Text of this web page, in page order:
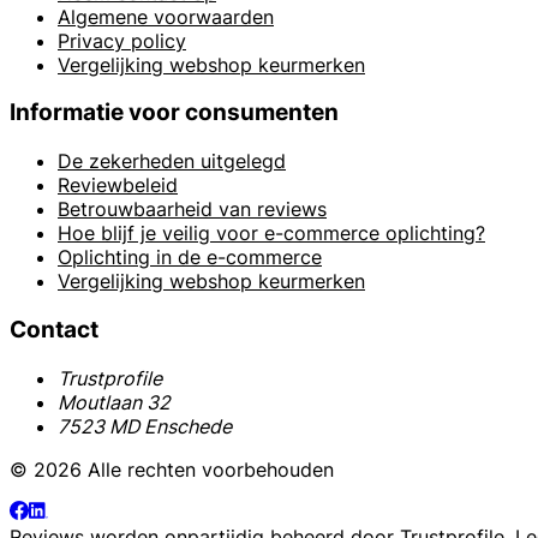
Algemene voorwaarden
Privacy policy
Vergelijking webshop keurmerken
Informatie voor consumenten
De zekerheden uitgelegd
Reviewbeleid
Betrouwbaarheid van reviews
Hoe blijf je veilig voor e-commerce oplichting?
Oplichting in de e-commerce
Vergelijking webshop keurmerken
Contact
Trustprofile
Moutlaan 32
7523 MD Enschede
© 2026 Alle rechten voorbehouden